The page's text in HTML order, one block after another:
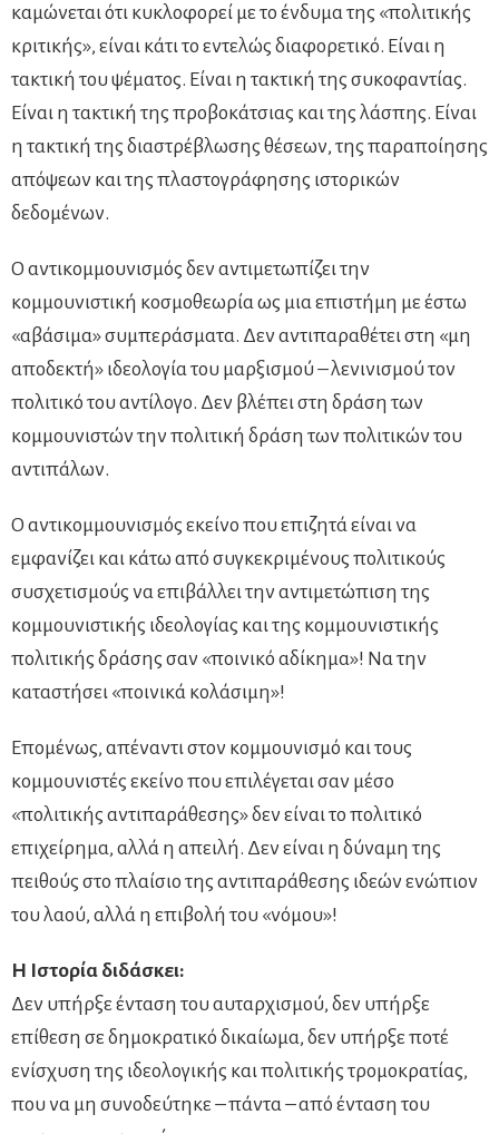
καμώνεται ότι κυκλοφορεί με το ένδυμα της «πολιτικής
κριτικής», είναι κάτι το εντελώς διαφορετικό. Είναι η
τακτική του ψέματος. Είναι η τακτική της συκοφαντίας.
Είναι η τακτική της προβοκάτσιας και της λάσπης. Είναι
η τακτική της διαστρέβλωσης θέσεων, της παραποίησης
απόψεων και της πλαστογράφησης ιστορικών
δεδομένων.
Ο αντικομμουνισμός δεν αντιμετωπίζει την
κομμουνιστική κοσμοθεωρία ως μια επιστήμη με έστω
«αβάσιμα» συμπεράσματα. Δεν αντιπαραθέτει στη «μη
αποδεκτή» ιδεολογία του μαρξισμού – λενινισμού τον
πολιτικό του αντίλογο. Δεν βλέπει στη δράση των
κομμουνιστών την πολιτική δράση των πολιτικών του
αντιπάλων.
Ο αντικομμουνισμός εκείνο που επιζητά είναι να
εμφανίζει και κάτω από συγκεκριμένους πολιτικούς
συσχετισμούς να επιβάλλει την αντιμετώπιση της
κομμουνιστικής ιδεολογίας και της κομμουνιστικής
πολιτικής δράσης σαν «ποινικό αδίκημα»! Να την
καταστήσει «ποινικά κολάσιμη»!
Επομένως, απέναντι στον κομμουνισμό και τους
κομμουνιστές εκείνο που επιλέγεται σαν μέσο
«πολιτικής αντιπαράθεσης» δεν είναι το πολιτικό
επιχείρημα, αλλά η απειλή. Δεν είναι η δύναμη της
πειθούς στο πλαίσιο της αντιπαράθεσης ιδεών ενώπιον
του λαού, αλλά η επιβολή του «νόμου»!
Η Ιστορία διδάσκει:
Δεν υπήρξε ένταση του αυταρχισμού, δεν υπήρξε
επίθεση σε δημοκρατικό δικαίωμα, δεν υπήρξε ποτέ
ενίσχυση της ιδεολογικής και πολιτικής τρομοκρατίας,
που να μη συνοδεύτηκε – πάντα – από ένταση του